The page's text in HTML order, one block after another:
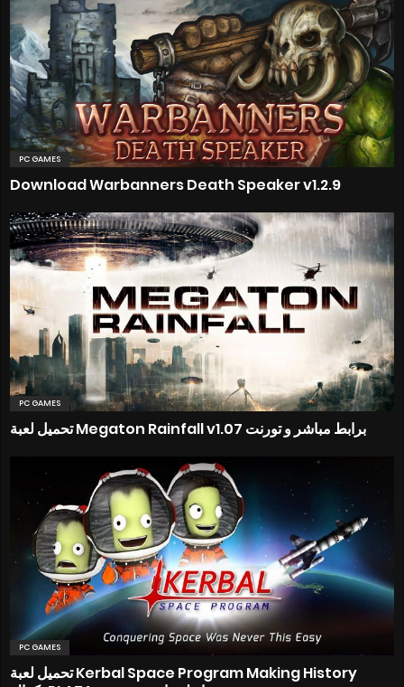
PC GAMES
Download Warbanners Death Speaker v1.2.9
PC GAMES
تحميل لعبة Megaton Rainfall v1.07 برابط مباشر و تورنت
PC GAMES
تحميل لعبة Kerbal Space Program Making History